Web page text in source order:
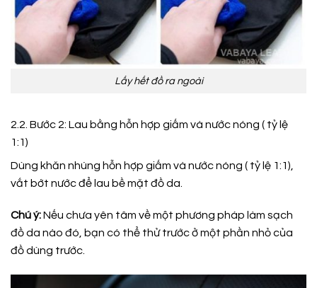
Lấy hết đồ ra ngoài
2.2. Bước 2: Lau bằng hỗn hợp giấm và nước nóng ( tỷ lệ
1:1)
Dùng khăn nhúng hỗn hợp giấm và nước nóng ( tỷ lệ 1:1),
vắt bớt nước để lau bề mặt đồ da.
Chú ý:Nếu chưa yên tâm về một phương pháp làm sạch
đồ da nào đó, bạn có thể thử trước ở một phần nhỏ của
đồ dùng trước.